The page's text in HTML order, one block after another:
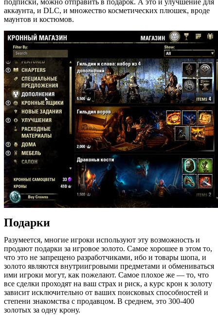
подписки, можно отправить в подарок. А это и улучшение для
аккаунта, и DLC, и множество косметических плюшек, вроде
маунтов и костюмов.
Подарки
Разумеется, многие игроки используют эту возможность и
продают подарки за игровое золото. Самое хорошее в этом то,
что это не запрещено разработчиками, ибо и товары шопа, и
золото являются внутриигровыми предметами и обмениваться
ими игроки могут, как пожелают. Самое плохое же — то, что
все сделки проходят на ваш страх и риск, а курс крон к золоту
зависит исключительно от ваших поисковых способностей и
степени знакомства с продавцом. В среднем, это 300-400
золотых за одну крону.